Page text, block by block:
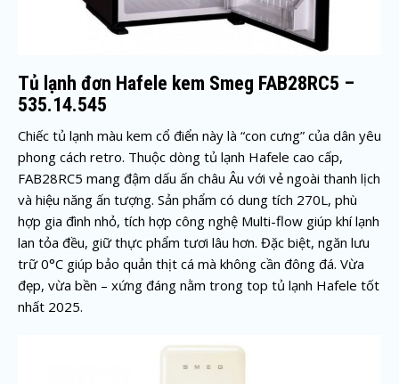
Tủ lạnh đơn Hafele kem Smeg FAB28RC5 –
535.14.545
Chiếc tủ lạnh màu kem cổ điển này là “con cưng” của dân yêu
phong cách retro. Thuộc dòng tủ lạnh Hafele cao cấp,
FAB28RC5 mang đậm dấu ấn châu Âu với vẻ ngoài thanh lịch
và hiệu năng ấn tượng. Sản phẩm có dung tích 270L, phù
hợp gia đình nhỏ, tích hợp công nghệ Multi-flow giúp khí lạnh
lan tỏa đều, giữ thực phẩm tươi lâu hơn. Đặc biệt, ngăn lưu
trữ 0°C giúp bảo quản thịt cá mà không cần đông đá. Vừa
đẹp, vừa bền – xứng đáng nằm trong top tủ lạnh Hafele tốt
nhất 2025.